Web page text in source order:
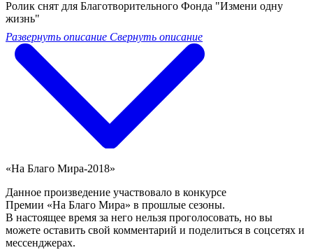
Ролик снят для Благотворительного Фонда "Измени одну
жизнь"
Развернуть описание Свернуть описание
«На Благо Мира-2018»
Данное произведение участвовало в конкурсе
Премии «На Благо Мира» в прошлые сезоны.
В настоящее время за него нельзя проголосовать, но вы
можете оставить свой комментарий и поделиться в соцсетях и
мессенджерах.